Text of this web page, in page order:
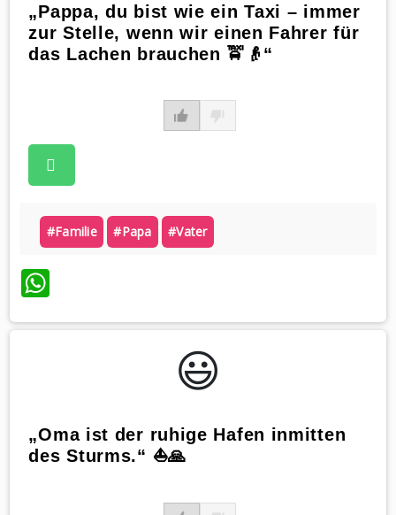
„Pappa, du bist wie ein Taxi – immer
zur Stelle, wenn wir einen Fahrer für
das Lachen brauchen 🚖👴“
#familie #papa #vater
WhatsApp
😃️
„Oma ist der ruhige Hafen inmitten
des Sturms.“ ⛵️🙏